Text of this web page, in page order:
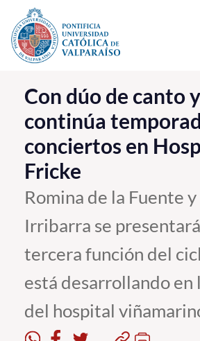
Click acá para ir directamente al contenido
La Universidad
Investigación, Creación e
PUCV Internacional
Vinculación con el Medio
Admisión
Pregrado
Postgrado
Formación Continua
Con dúo de canto
continúa
conciertos en
Fricke
Romina de la Fuente
Irribarra se
tercera función del
está desarrollando en
del hospital